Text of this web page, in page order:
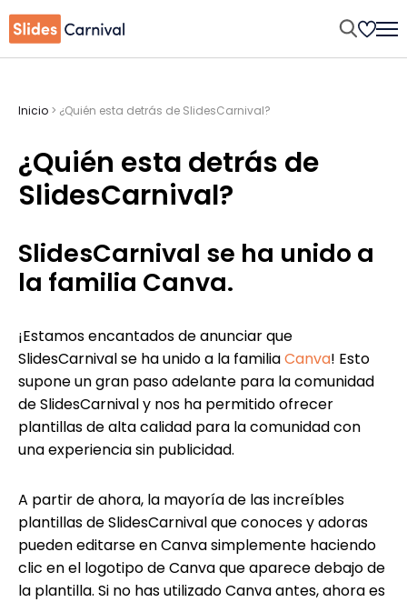
Inicio > ¿Quién esta detrás de SlidesCarnival?
¿Quién esta detrás de
SlidesCarnival?
SlidesCarnival se ha unido a
la familia Canva.
¡Estamos encantados de anunciar que
SlidesCarnival se ha unido a la familiaCanva! Esto
supone un gran paso adelante para la comunidad
de SlidesCarnival y nos ha permitido ofrecer
plantillas de alta calidad para la comunidad con
una experiencia sin publicidad.
A partir de ahora, la mayoría de las increíbles
plantillas de SlidesCarnival que conoces y adoras
pueden editarse en Canva simplemente haciendo
clic en el logotipo de Canva que aparece debajo de
la plantilla. Si no has utilizado Canva antes, ahora es